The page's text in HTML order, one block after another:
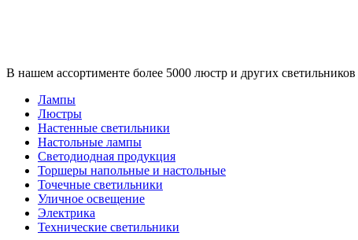
В нашем ассортименте более 5000 люстр и других светильников
Лампы
Люстры
Настенные светильники
Настольные лампы
Светодиодная продукция
Торшеры напольные и настольные
Точечные светильники
Уличное освещение
Электрика
Технические светильники